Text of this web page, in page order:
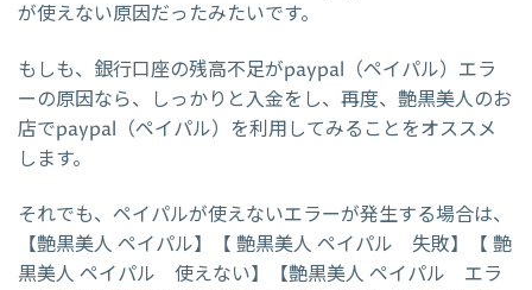
が使えない原因だったみたいです。
もしも、銀行口座の残高不足がpaypal（ペイパル）エラ
ーの原因なら、しっかりと入金をし、再度、艶黒美人のお
店でpaypal（ペイパル）を利用してみることをオススメ
します。
それでも、ペイパルが使えないエラーが発生する場合は、
【艶黒美人 ペイパル】【 艶黒美人 ペイパル 失敗】【 艶
黒美人 ペイパル 使えない】【艶黒美人 ペイパル エラ